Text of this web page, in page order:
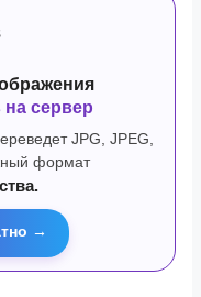
на сервер
JPG, JPEG,
формат
→